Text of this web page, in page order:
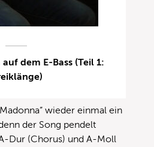
dem E-Bass (Teil 1:
wieder einmal ein
der Song pendelt
Dur (Chorus) und A-Moll